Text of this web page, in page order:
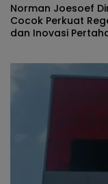
Dinilai
Regenerasi
Pertahanan